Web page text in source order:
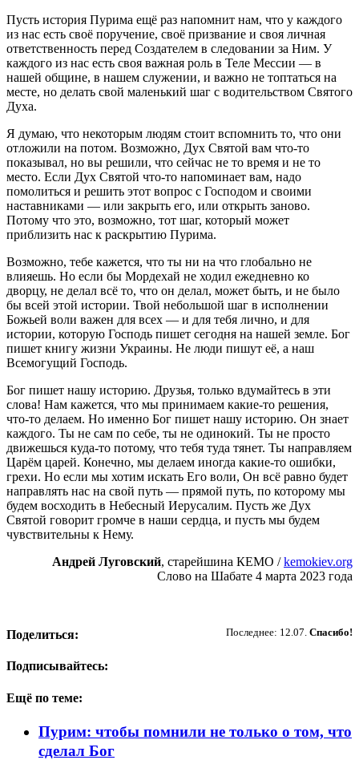
Пусть история Пурима ещё раз напомнит нам, что у каждого
из нас есть своё поручение, своё призвание и своя личная
ответственность перед Создателем в следовании за Ним. У
каждого из нас есть своя важная роль в Теле Мессии — в
нашей общине, в нашем служении, и важно не топтаться на
месте, но делать свой маленький шаг с водительством Святого
Духа.
Я думаю, что некоторым людям стоит вспомнить то, что они
отложили на потом. Возможно, Дух Святой вам что-то
показывал, но вы решили, что сейчас не то время и не то
место. Если Дух Святой что-то напоминает вам, надо
помолиться и решить этот вопрос с Господом и своими
наставниками — или закрыть его, или открыть заново.
Потому что это, возможно, тот шаг, который может
приблизить нас к раскрытию Пурима.
Возможно, тебе кажется, что ты ни на что глобально не
влияешь. Но если бы Мордехай не ходил ежедневно ко
дворцу, не делал всё то, что он делал, может быть, и не было
бы всей этой истории. Твой небольшой шаг в исполнении
Божьей воли важен для всех — и для тебя лично, и для
истории, которую Господь пишет сегодня на нашей земле. Бог
пишет книгу жизни Украины. Не люди пишут её, а наш
Всемогущий Господь.
Бог пишет нашу историю. Друзья, только вдумайтесь в эти
слова! Нам кажется, что мы принимаем какие-то решения,
что-то делаем. Но именно Бог пишет нашу историю. Он знает
каждого. Ты не сам по себе, ты не одинокий. Ты не просто
движешься куда-то потому, что тебя туда тянет. Ты направляем
Царём царей. Конечно, мы делаем иногда какие-то ошибки,
грехи. Но если мы хотим искать Его воли, Он всё равно будет
направлять нас на свой путь — прямой путь, по которому мы
будем восходить в Небесный Иерусалим. Пусть же Дух
Святой говорит громче в наши сердца, и пусть мы будем
чувствительны к Нему.
Андрей Луговский, старейшина КЕМО /kemokiev.org
Слово на Шабате 4 марта 2023 года
Последнее: 12.07. Спасибо!
Поделиться:
Подписывайтесь:
Ещё по теме:
Пурим: чтобы помнили не только о том, что
сделал Бог